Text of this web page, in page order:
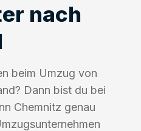
nach
beim Umzug von
Dann bist du bei
Chemnitz genau